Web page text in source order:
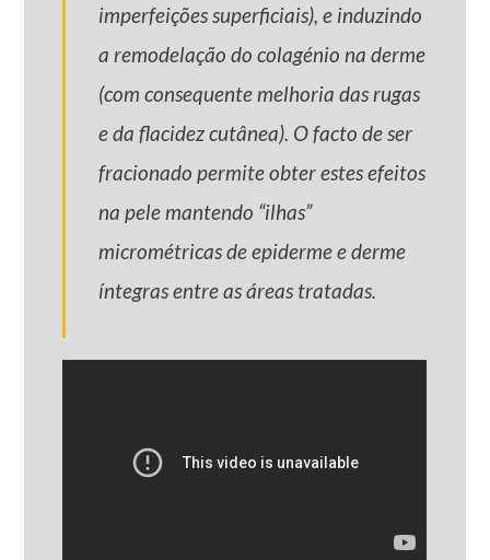
imperfeições superficiais), e induzindo
a remodelação do colagénio na derme
(com consequente melhoria das rugas
e da flacidez cutânea). O facto de ser
fracionado permite obter estes efeitos
na pele mantendo “ilhas”
micrométricas de epiderme e derme
íntegras entre as áreas tratadas.